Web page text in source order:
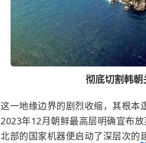
彻底切割韩
这一地缘边界的剧烈收缩，其根本
2023年12月朝鲜最高层明确宣布
北部的国家机器便启动了深层次的